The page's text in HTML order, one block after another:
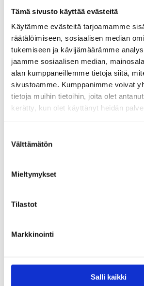
Tämä sivusto käyttää evästeitä
Käytämme evästeitä tarjoamamme
räätälöimiseen, sosiaalisen median
tukemiseen ja kävijämäärämme
jaamme sosiaalisen median,
alan kumppaneillemme tietoja siitä,
sivustoamme. Kumppanimme voivat
tietoja muihin tietoihin, joita olet
kerätty, kun olet käyttänyt heidän
valinta
Välttämätön
Mieltymykset
Tilastot
Markkinointi
Salli kaikki
joilla voitaisiin välttää uusia
kokeiluja: ”Mikä
kiinnostaa? Mitä
tapahtuisi, jos et
2. Huoli herää
Tukea päihteiden käytön
(alle 18-vuotiaille)
haittojen itsearviointiin (täysi-
päihdetyö nuorisotyön
yksilöohjauksessa -opas
3. Puheeksioton jälkeen
Muutossuunnitelma-lomake
Huolikeskustelun purkulomake